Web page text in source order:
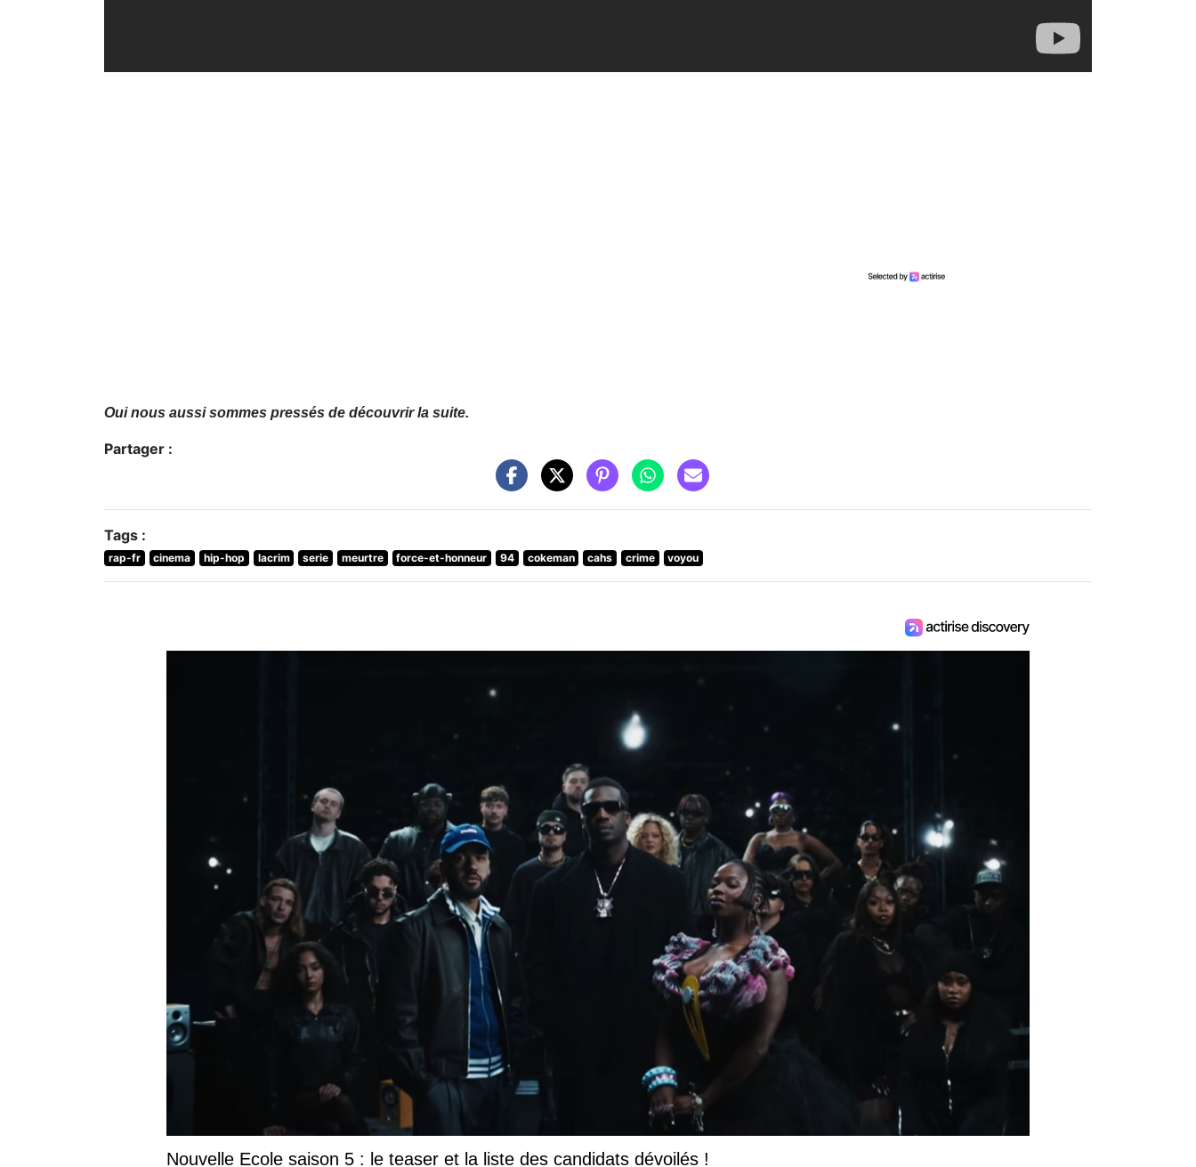
Oui nous aussi sommes pressés de découvrir la suite.
Partager :
Tags :
rap-fr cinema hip-hop lacrim serie meurtre force-et-honneur 94 cokeman cahs crime voyou
Nouvelle Ecole saison 5 : le teaser et la liste des candidats dévoilés !